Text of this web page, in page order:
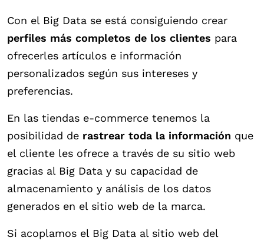
Con el Big Data se está consiguiendo crear
perfiles más completos de los clientes para
ofrecerles artículos e información
personalizados según sus intereses y
preferencias.
En las tiendas e-commerce tenemos la
posibilidad de rastrear toda la información que
el cliente les ofrece a través de su sitio web
gracias al Big Data y su capacidad de
almacenamiento y análisis de los datos
generados en el sitio web de la marca.
Si acoplamos el Big Data al sitio web del